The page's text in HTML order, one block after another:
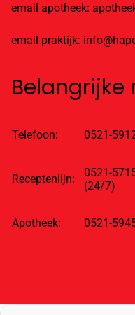
email apotheek:
email praktijk:
Belangrijke
Telefoon: 0521-
Receptenlijn:
0521-
(24/7)
Apotheek: 0521-